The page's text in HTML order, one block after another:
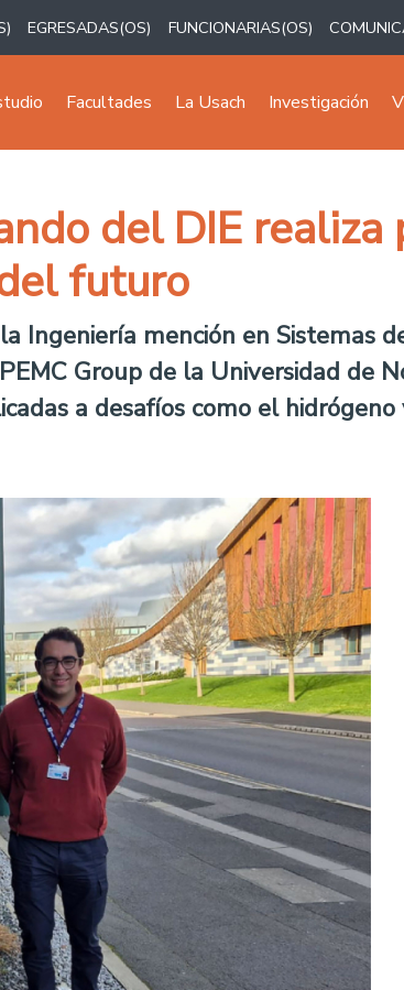
EGRESADAS(OS) FUNCIONARIAS(OS)
Facultades La Usach Investigación
del DIE realiza
futuro
Ingeniería mención en Sistemas
Group de la Universidad de
a desafíos como el